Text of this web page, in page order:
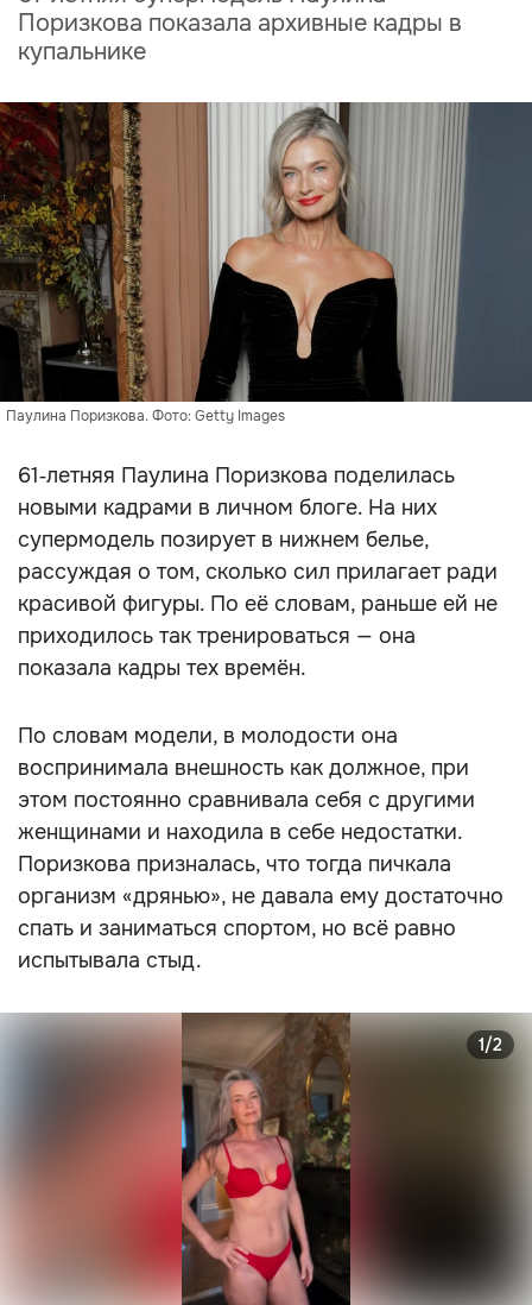
Поризкова показала архивные кадры в
купальнике
Паулина Поризкова. Фото: Getty Images
61‑летняя Паулина Поризкова поделилась
новыми кадрами в личном блоге. На них
супермодель позирует в нижнем белье,
рассуждая о том, сколько сил прилагает ради
красивой фигуры. По её словам, раньше ей не
приходилось так тренироваться — она
показала кадры тех времён.
По словам модели, в молодости она
воспринимала внешность как должное, при
этом постоянно сравнивала себя с другими
женщинами и находила в себе недостатки.
Поризкова призналась, что тогда пичкала
организм «дрянью», не давала ему достаточно
спать и заниматься спортом, но всё равно
испытывала стыд.
1/2